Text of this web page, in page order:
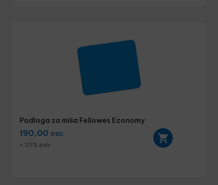
Podloga za miša Fellowes Economy
190,00 RSD
+ 20% pdv